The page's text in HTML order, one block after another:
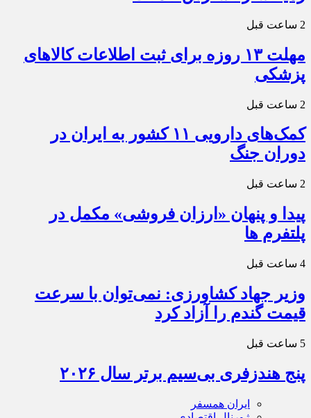
2 ساعت قبل
مهلت ۱۳ روزه برای ثبت اطلاعات کالاهای
پزشکی
2 ساعت قبل
کمک‌های دارویی ۱۱ کشور به ایران در
دوران جنگ
2 ساعت قبل
پیدا و پنهان «ارزان فروشی» مکمل در
پلتفرم ها
4 ساعت قبل
وزیر جهاد کشاورزی: نمی‌توان با سرعت
قیمت گندم را آزاد کرد
5 ساعت قبل
پنج هندزفری بی‌سیم برتر سال ۲۰۲۶
ایران همسفر